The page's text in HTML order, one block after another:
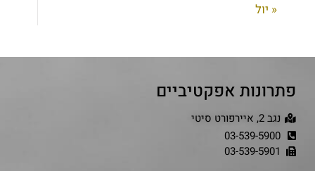
« יול
פתרונות אפקטיביים
נגב 2, איירפורט סיטי
03-539-5900
03-539-5901